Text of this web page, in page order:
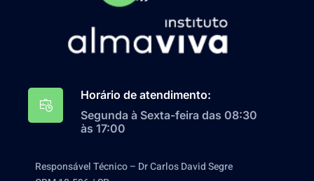
Horário de atendimento:
Segunda à Sexta-feira das 08:30
às 17:00
Responsável Técnico – Dr Carlos David Segre